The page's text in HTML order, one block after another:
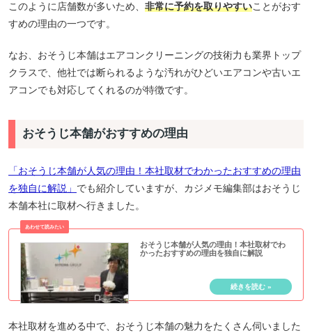
このように店舗数が多いため、 非常に予約を取りやすいことがおす
すめの理由の一つです。
なお、おそうじ本舗はエアコンクリーニングの技術力も業界トップ
クラスで、他社では断られるような汚れがひどいエアコンや古いエ
アコンでも対応してくれるのが特徴です。
おそうじ本舗がおすすめの理由
「おそうじ本舗が人気の理由！本社取材でわかったおすすめの理由
を独自に解説」 でも紹介していますが、カジメモ編集部はおそうじ
本舗本社に取材へ行きました。
おそうじ本舗が人気の理由！本社取材でわ
かったおすすめの理由を独自に解説
本社取材を進める中で、おそうじ本舗の魅力をたくさん伺いました